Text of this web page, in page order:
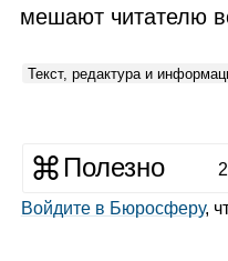
мешают читателю
Текст, редактура и
Полезно
Войдите в Бюросферу,